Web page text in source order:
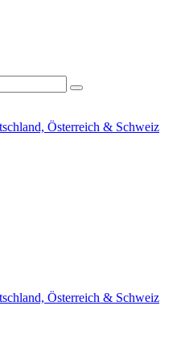
Österreich & Schweiz
Österreich & Schweiz